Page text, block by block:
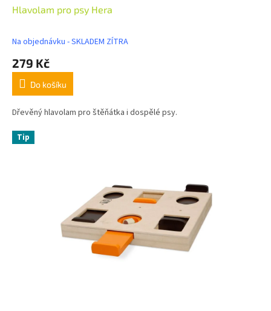
Hlavolam pro psy Hera
Na objednávku - SKLADEM ZÍTRA
279 Kč
Do košíku
Dřevěný hlavolam pro štěňátka i dospělé psy.
Tip